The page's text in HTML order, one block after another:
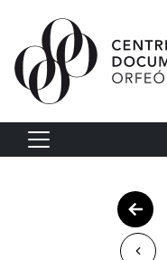
Vés al contingut
Navegació